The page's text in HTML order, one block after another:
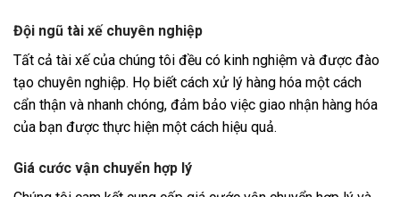
Đội ngũ tài xế chuyên nghiệp
Tất cả tài xế của chúng tôi đều có kinh nghiệm và được đào
tạo chuyên nghiệp. Họ biết cách xử lý hàng hóa một cách
cẩn thận và nhanh chóng, đảm bảo việc giao nhận hàng hóa
của bạn được thực hiện một cách hiệu quả.
Giá cước vận chuyển hợp lý